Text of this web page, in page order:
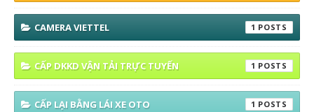
CAMERA VIETTEL 1
CẤP DKKD VẬN TẢI TRỰC TUYẾN 1
CẤP LẠI BẰNG LÁI XE OTO 1